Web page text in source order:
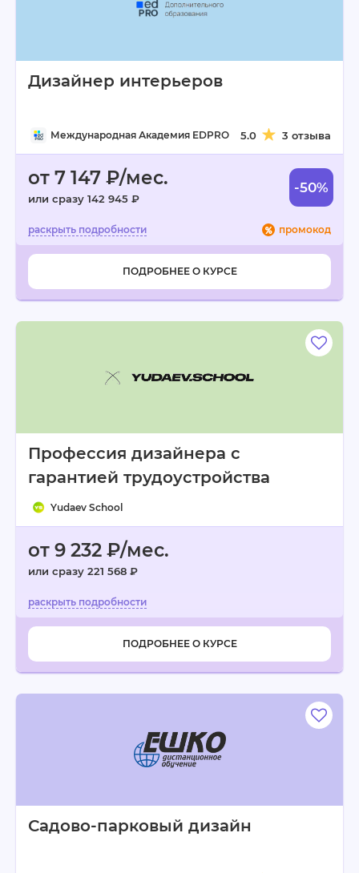
Дизайнер интерьеров
Международная Академия EDPRO 5.0 3 отзыва
от 7 147 ₽/мес.
или сразу 142 945 ₽
-50%
промокод
ПОДРОБНЕЕ О КУРСЕ
Профессия дизайнера с
гарантией трудоустройства
Yudaev School
от 9 232 ₽/мес.
или сразу 221 568 ₽
ПОДРОБНЕЕ О КУРСЕ
Садово-парковый дизайн